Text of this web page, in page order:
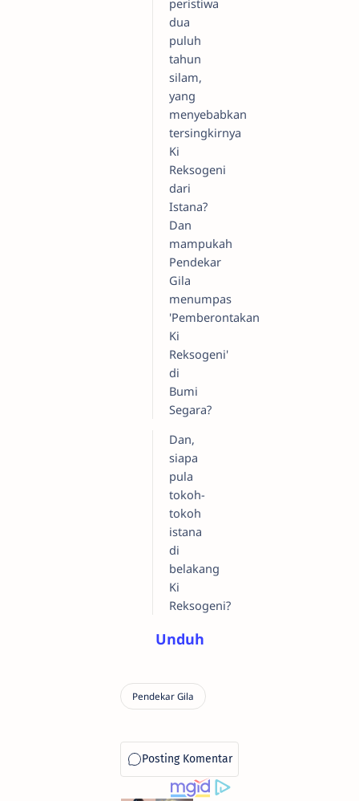
dua
puluh
tahun
silam,
yang
menyebabkan
tersingkirnya
Ki
Reksogeni
dari
Istana?
Dan
mampukah
Pendekar
Gila
menumpas
'Pemberontakan
Ki
Reksogeni'
di
Bumi
Segara?
Dan,
siapa
pula
tokoh-
tokoh
istana
di
belakang
Ki
Reksogeni?
Unduh